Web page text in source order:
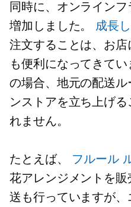
同時に、オンライン
増加しました。 成長
注文することは、お店
も便利になってきて
の場合、地元の配送
ンストアを立ち上げ
れません。
たとえば、 フルール
花アレンジメントを
送も行っていますが